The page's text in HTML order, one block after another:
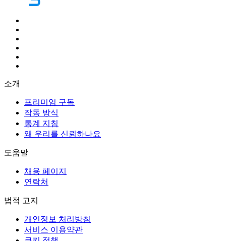
소개
프리미엄 구독
작동 방식
통계 지침
왜 우리를 신뢰하나요
도움말
채용 페이지
연락처
법적 고지
개인정보 처리방침
서비스 이용약관